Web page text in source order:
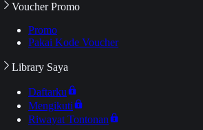
Voucher Promo
Promo
Pakai Kode Voucher
Library Saya
Daftarku
Mengikuti
Riwayat Tontonan